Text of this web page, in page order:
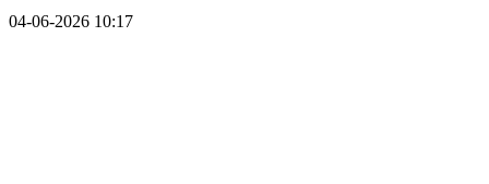
04-06-2026 10:17